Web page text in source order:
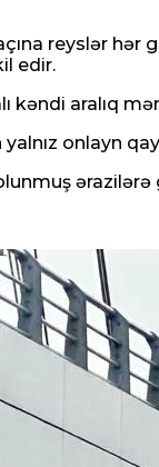
reyslər
edir.
kəndi aralıq
yalnız onlayn
ərazilərə